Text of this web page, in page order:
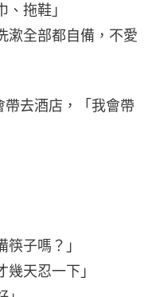
、拖鞋」
漱全部都自備，不愛
去酒店，「我會帶
筷子嗎？」
幾天忍一下」